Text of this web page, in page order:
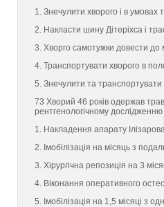
1. Знечулити хворого і в умовах
2. Накласти шину Дітеріхса і
3. Хворго самотужки довести до
4. Транспортувати хворого в
5. Знечулити та транспортувати
73 Хворий 46 років одержав
рентгенологічному
1. Накладення апарату
2. Імобілізація на місяць з
3. Хірургічна репозиція на 3
4. Віконання оперативного
5. Імобілізація на 1,5 місяці з